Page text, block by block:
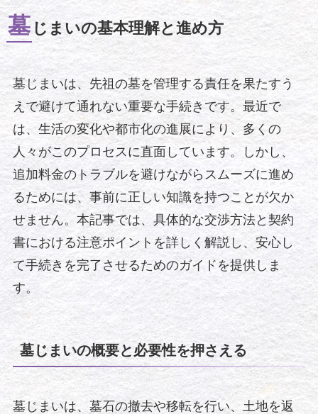
墓 じまいの基本理解と進め方
墓じまいは、先祖の墓を管理する責任を果たすう
えで避けて通れない重要な手続きです。最近で
は、生活の変化や都市化の進展により、多くの
人々がこのプロセスに直面しています。しかし、
追加料金のトラブルを避けながらスムーズに進め
るためには、事前に正しい知識を持つことが欠か
せません。本記事では、具体的な交渉方法と契約
書における注意ポイントを詳しく解説し、安心し
て手続きを完了させるためのガイドを提供しま
す。
墓じまいの概要と必要性を押さえる
墓じまいは、墓石の撤去や移転を行い、土地を返